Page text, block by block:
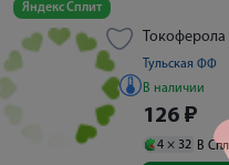
Яндекс Сплит
Тульская ФФ
В наличии
126 ₽
4 × 32 В